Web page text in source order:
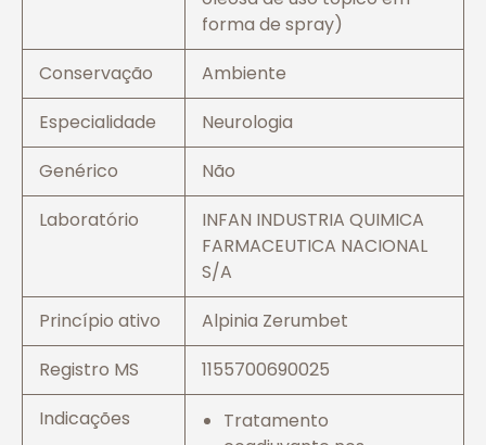
forma de spray)
Conservação
Ambiente
Especialidade
Neurologia
Genérico
Não
Laboratório
INFAN INDUSTRIA QUIMICA
FARMACEUTICA NACIONAL
S/A
Princípio ativo
Alpinia Zerumbet
Registro MS
1155700690025
Indicações
Tratamento